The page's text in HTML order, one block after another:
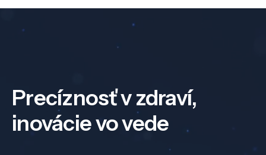
Precíznosť v zdraví,
inovácie vo vede